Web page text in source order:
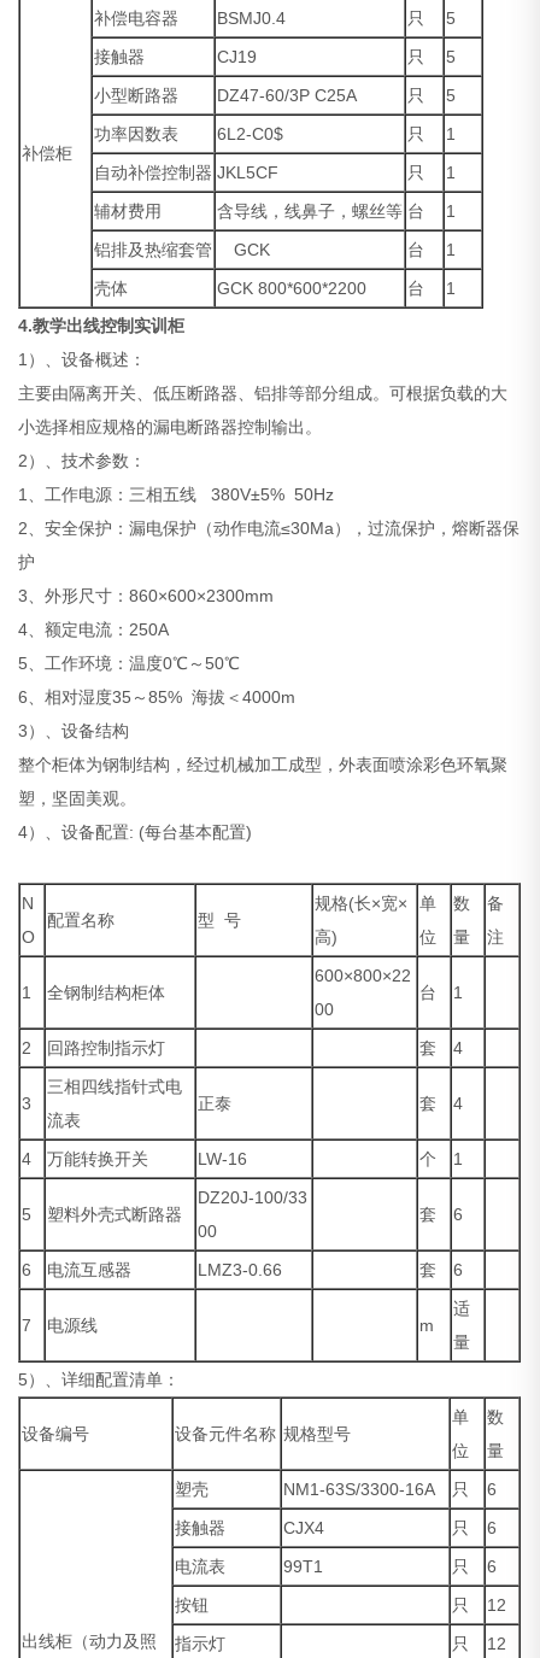
补偿柜
补偿电容器 BSMJ0.4 只
5
接触器
CJ19 只
5
小型断路器
DZ47-60/3P C25A 只
5
功率因数表
6L2-C0$ 只
1
自动补偿控制器 JKL5CF 只
1
辅材费用
含导线，线鼻子，螺丝等 台
1
铝排及热缩套管
GCK 台
1
壳体
GCK 800*600*2200 台
1
4.教学出线控制实训柜
1）、设备概述：
主要由隔离开关、低压断路器、铝排等部分组成。可根据负载的大
小选择相应规格的漏电断路器控制输出。
2）、技术参数：
1、工作电源：三相五线 380V±5% 50Hz
2、安全保护：漏电保护（动作电流≤30Ma），过流保护，熔断器保
护
3、外形尺寸：860×600×2300mm
4、额定电流：250A
5、工作环境：温度0℃～50℃
6、相对湿度35～85% 海拔＜4000m
3）、设备结构
整个柜体为钢制结构，经过机械加工成型，外表面喷涂彩色环氧聚
塑，坚固美观。
4）、设备配置: (每台基本配置)
N
O
配置名称 型 号
规格(长×宽×
高)
单
位
数
量
备
注
1 全钢制结构柜体
600×800×22
00
台 1
2 回路控制指示灯 套 4
3
三相四线指针式电
流表
正泰 套 4
4 万能转换开关 LW-16 个 1
5 塑料外壳式断路器
DZ20J-100/33
00
套 6
6 电流互感器 LMZ3-0.66 套 6
7 电源线 m
适
量
5）、详细配置清单：
设备编号 设备元件名称 规格型号
单
位
数
量
出线柜（动力及照
塑壳 NM1-63S/3300-16A 只
6
接触器
CJX4 只
6
电流表
99T1 只
6
按钮
只
12
指示灯
只 12